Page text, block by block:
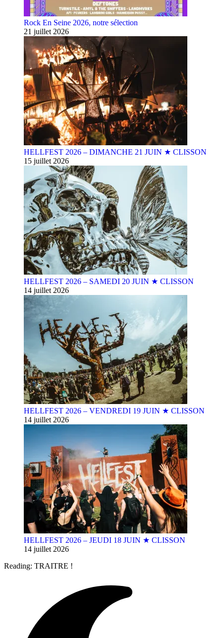
Rock En Seine 2026, notre sélection
21 juillet 2026
HELLFEST 2026 – DIMANCHE 21 JUIN ★ CLISSON
15 juillet 2026
HELLFEST 2026 – SAMEDI 20 JUIN ★ CLISSON
14 juillet 2026
HELLFEST 2026 – VENDREDI 19 JUIN ★ CLISSON
14 juillet 2026
HELLFEST 2026 – JEUDI 18 JUIN ★ CLISSON
14 juillet 2026
Reading: TRAITRE !